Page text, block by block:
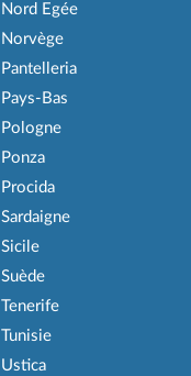
Nord Egée
Norvège
Pantelleria
Pays-Bas
Pologne
Ponza
Procida
Sardaigne
Sicile
Suède
Tenerife
Tunisie
Ustica